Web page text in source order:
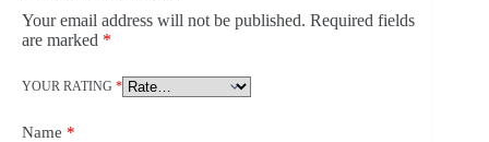
Your email address will not be published. Required fields
are marked *
YOUR RATING *
Name *